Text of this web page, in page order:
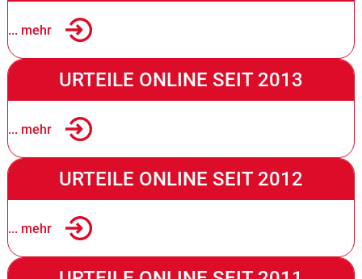
... mehr
URTEILE ONLINE SEIT 2013
... mehr
URTEILE ONLINE SEIT 2012
... mehr